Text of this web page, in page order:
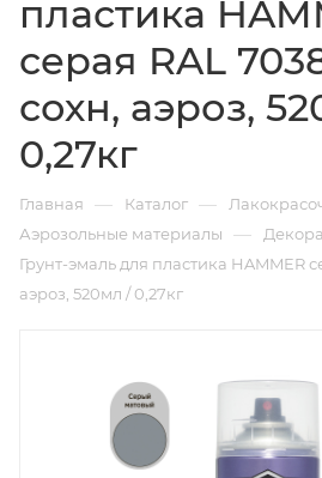
пластика
серая RAL
сохн, аэроз,
0,27кг
Главная — Каталог —
Аэрозольные материалы —
Грунт-эмаль для пластика HAMMER
аэроз, 520мл / 0,27кг